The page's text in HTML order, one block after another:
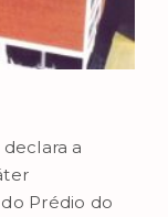
a
Prédio do